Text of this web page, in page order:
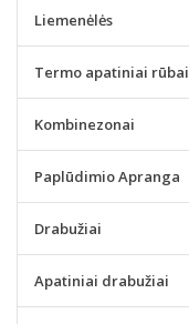
Liemenėlės
Termo apatiniai rūbai
Kombinezonai
Paplūdimio Apranga
Drabužiai
Apatiniai drabužiai